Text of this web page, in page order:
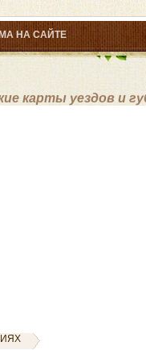
НА САЙТЕ
карты уездов и